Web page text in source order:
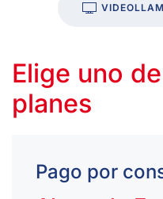
Elige uno
planes
Pago por